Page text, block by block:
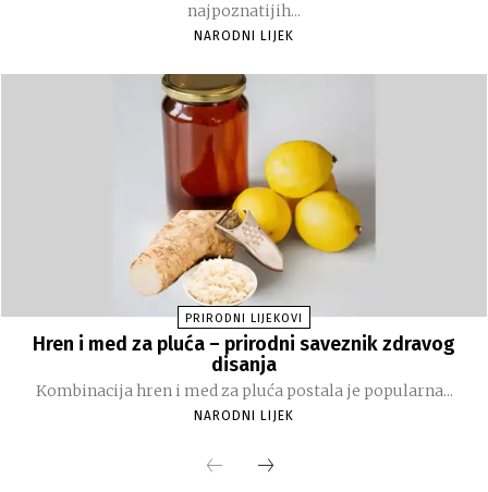
najpoznatijih...
NARODNI LIJEK
PRIRODNI LIJEKOVI
Hren i med za pluća – prirodni saveznik zdravog
disanja
Kombinacija hren i med za pluća postala je popularna...
NARODNI LIJEK